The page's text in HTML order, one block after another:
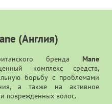
(Англия)
бренда Mane
комплекс средств,
борьбу с проблемами
а также на активное
поврежденных волос.